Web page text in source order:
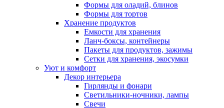
Формы для оладий, блинов
Формы для тортов
Хранение продуктов
Емкости для хранения
Ланч-боксы, контейнеры
Пакеты для продуктов, зажимы
Сетки для хранения, экосумки
Уют и комфорт
Декор интерьера
Гирлянды и фонари
Светильники-ночники, лампы
Свечи